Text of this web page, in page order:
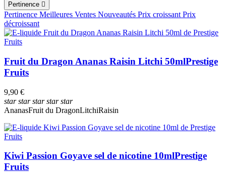
50PG/50VG
Autres
Taux de nicotine
mg
France
Fruit du Dragon
Pertinence 
Pertinence Meilleures Ventes Nouveautés Prix croissant Prix
décroissant
Fruit du Dragon Ananas Raisin Litchi 50mlPrestige
Fruits
9,90 €
starstarstarstarstar
AnanasFruit du DragonLitchiRaisin
Kiwi Passion Goyave sel de nicotine 10mlPrestige
Fruits